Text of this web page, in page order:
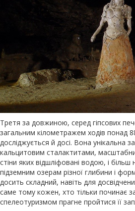
Третя за довжиною, серед гіпсових
загальним кілометражем ходів понад
досліджується й досі. Вона унікальна
кальцитовим сталактитами,
стіни яких відшліфовані водою, і більш
підземним озерам різної глибини і
досить складний, навіть для
саме тому кожен, хто тільки починає
спелеотуризмом прагне пройтися її